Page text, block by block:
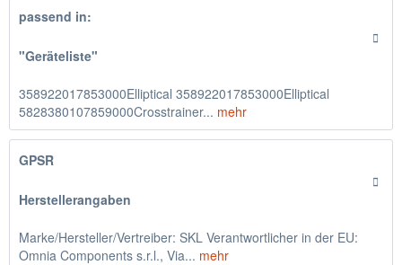
passend in:
"Geräteliste"
358922017853000Elliptical 358922017853000Elliptical
5828380107859000Crosstrainer... mehr
GPSR
Herstellerangaben
Marke/Hersteller/Vertreiber: SKL Verantwortlicher in der EU:
Omnia Components s.r.l., Via... mehr